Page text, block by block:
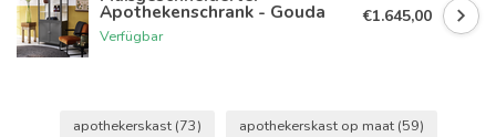
Apothekenschrank - Gouda
Verfügbar
€1.645,00
apothekerskast (73) apothekerskast op maat (59)